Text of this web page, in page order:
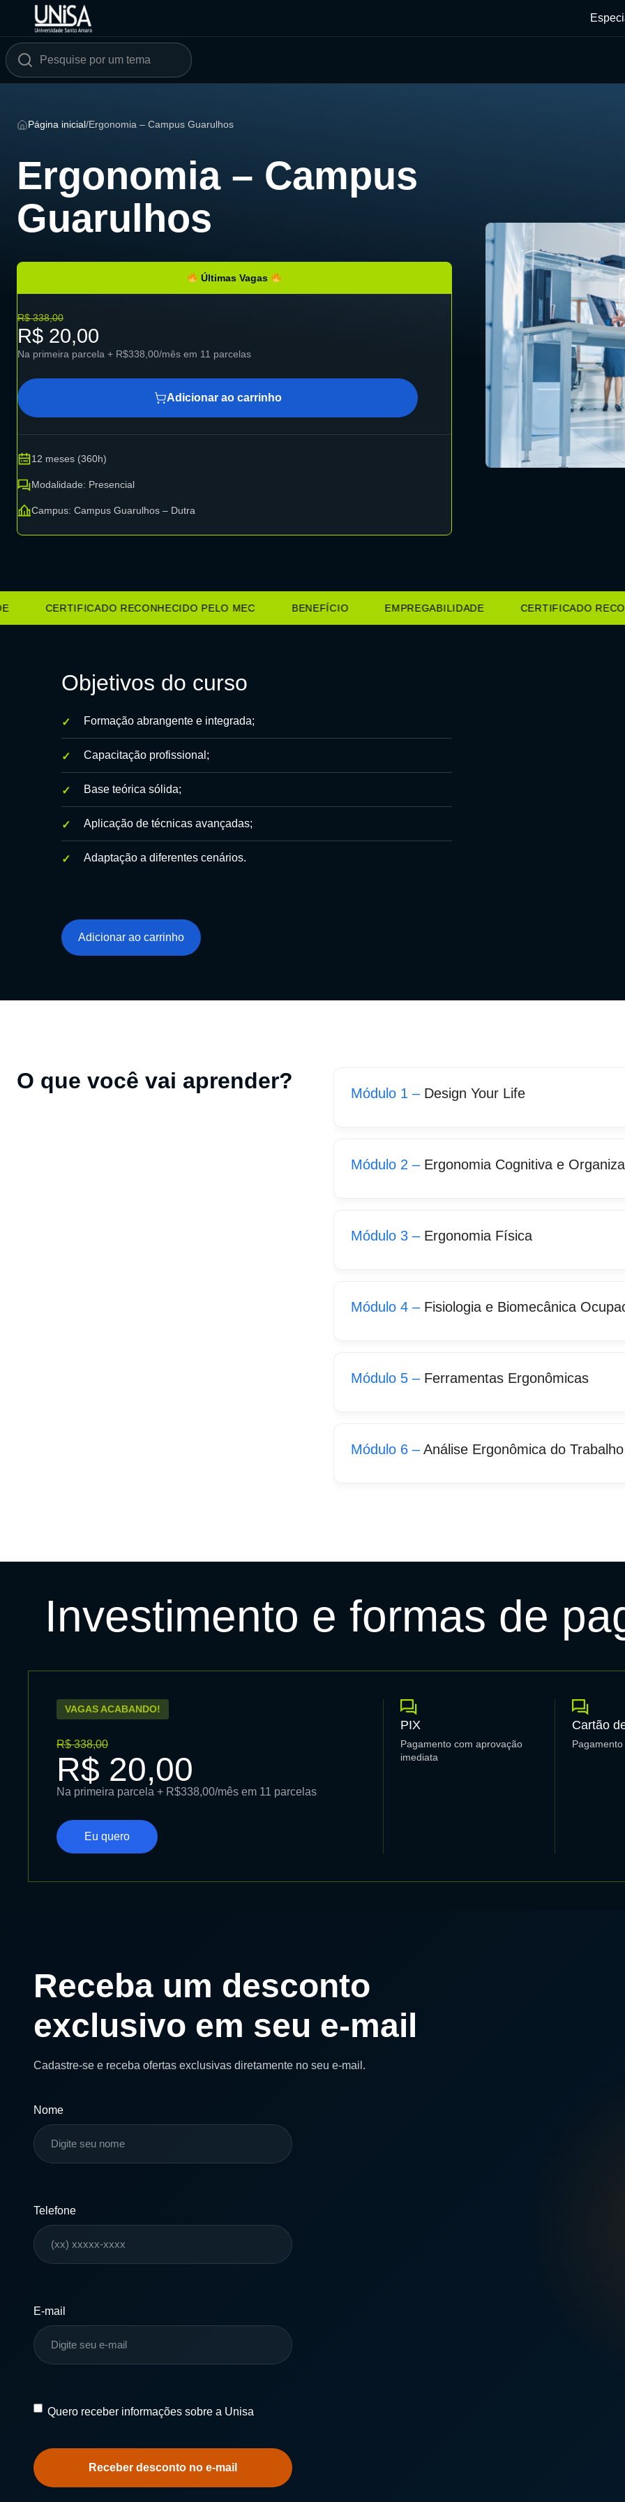
Página inicial/Ergonomia – Campus Guarulhos
Ergonomia – Campus
Guarulhos
Últimas Vagas
R$ 338,00
R$ 20,00
Na primeira parcela + R$338,00/mês em 11 parcelas
Adicionar ao carrinho
12 meses (360h)
Modalidade: Presencial
Campus: Campus Guarulhos – Dutra
CERTIFICADO RECONHECIDO PELO MEC BENEFÍCIO EMPREGABILIDADE CERTIFICADO
Objetivos do curso
Formação abrangente e integrada;
Capacitação profissional;
Base teórica sólida;
Aplicação de técnicas avançadas;
Adaptação a diferentes cenários.
Adicionar ao carrinho
O que você vai aprender? Módulo 1 – Design Your Life
Módulo 2 – Ergonomia Cognitiva e
Módulo 3 – Ergonomia Física
Módulo 4 – Fisiologia e Biomecânica
Módulo 5 – Ferramentas Ergonômicas
Módulo 6 –Análise Ergonômica do Trabalho
Investimento e formas de
VAGAS ACABANDO!
R$ 338,00
R$ 20,00
Na primeira parcela + R$338,00/mês em 11 parcelas
Eu quero
PIX
Pagamento com aprovação
imediata
Cartão
Receba um desconto
exclusivo em seu e-mail
Cadastre-se e receba ofertas exclusivas diretamente no seu e-mail.
Nome
Telefone
E-mail
Quero
sobre
a
Quero receber informações sobre a Unisa